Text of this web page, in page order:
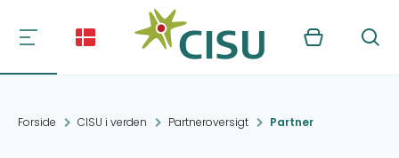
Kurv Søg
Forside CISU i verden Partneroversigt Partner